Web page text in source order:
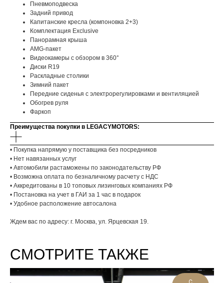
Пневмоподвеска
Задний привод
Капитанские кресла (компоновка 2+3)
Комплектация Exclusive
Панорамная крыша
AMG-пакет
Видеокамеры с обзором в 360°
Диски R19
Раскладные столики
Зимний пакет
Передние сиденья с электрорегулировками и вентиляцией
Обогрев руля
Фаркоп
Преимущества покупки в LEGACYMOTORS:
• Покупка напрямую у поставщика без посредников
• Нет навязанных услуг
• Автомобили растаможены по законодательству РФ
• Возможна оплата по безналичному расчету с НДС
• Аккредитованы в 10 топовых лизинговых компаниях РФ
• Постановка на учет в ГАИ за 1 час в подарок
• Удобное расположение автосалона
Ждем вас по адресу: г. Москва, ул. Ярцевская 19.
СМОТРИТЕ ТАКЖЕ